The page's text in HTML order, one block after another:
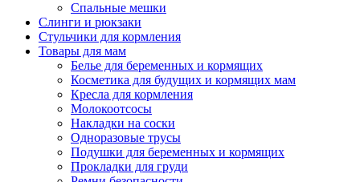
Спальные мешки
Слинги и рюкзаки
Стульчики для кормления
Товары для мам
Белье для беременных и кормящих
Косметика для будущих и кормящих мам
Кресла для кормления
Молокоотсосы
Накладки на соски
Одноразовые трусы
Подушки для беременных и кормящих
Прокладки для груди